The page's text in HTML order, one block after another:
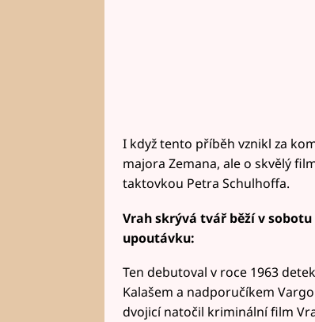
I když tento příběh vznikl za
majora Zemana, ale o skvělý
taktovkou Petra Schulhoffa.
Vrah skrývá tvář běží v
upoutávku:
Ten debutoval v roce 1963
Kalašem a nadporučíkem
dvojicí natočil kriminální film